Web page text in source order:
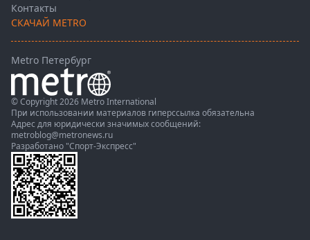
Контакты
СКАЧАЙ METRO
Metro Петербург
© Copyright 2026 Metro International
При использовании материалов гиперссылка обязательна
Адрес для юридически значимых сообщений:
metroblog@metronews.ru
Разработано "Спорт-Экспресс"